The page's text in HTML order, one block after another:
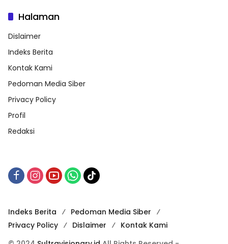
Halaman
Dislaimer
Indeks Berita
Kontak Kami
Pedoman Media Siber
Privacy Policy
Profil
Redaksi
Indeks Berita
Pedoman Media Siber
Privacy Policy
Dislaimer
Kontak Kami